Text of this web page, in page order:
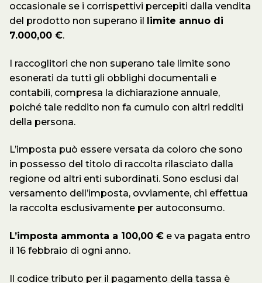
occasionale se i corrispettivi percepiti dalla vendita
del prodotto non superano il
limite annuo di
7.000,00 €.
I raccoglitori che non superano tale limite sono
esonerati da tutti gli obblighi documentali e
contabili, compresa la dichiarazione annuale,
poiché tale reddito non fa cumulo con altri redditi
della persona.
L’imposta può essere versata da coloro che sono
in possesso del titolo di raccolta rilasciato dalla
regione od altri enti subordinati. Sono esclusi dal
versamento dell’imposta, ovviamente, chi effettua
la raccolta esclusivamente per autoconsumo.
L’imposta ammonta a 100,00 € e va pagata entro
il 16 febbraio di ogni anno.
Il codice tributo per il pagamento della tassa è